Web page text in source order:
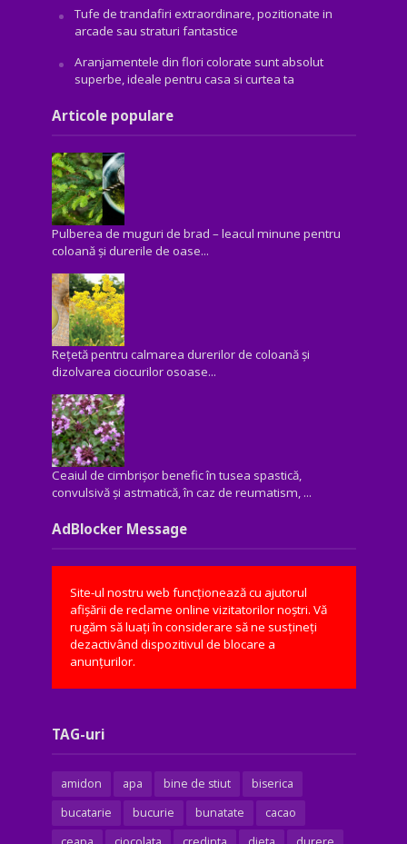
Tufe de trandafiri extraordinare, pozitionate in
arcade sau straturi fantastice
Aranjamentele din flori colorate sunt absolut
superbe, ideale pentru casa si curtea ta
Articole populare
Pulberea de muguri de brad – leacul minune pentru
coloană și durerile de oase...
Rețetă pentru calmarea durerilor de coloană și
dizolvarea ciocurilor osoase...
Ceaiul de cimbrișor benefic în tusea spastică,
convulsivă şi astmatică, în caz de reumatism, ...
AdBlocker Message
Site-ul nostru web funcționează cu ajutorul
afișării de reclame online vizitatorilor noștri. Vă
rugăm să luați în considerare să ne susțineți
dezactivând dispozitivul de blocare a
anunțurilor.
TAG-uri
amidon apa bine de stiut
biserica
bucatarie
bucurie bunatate
cacao